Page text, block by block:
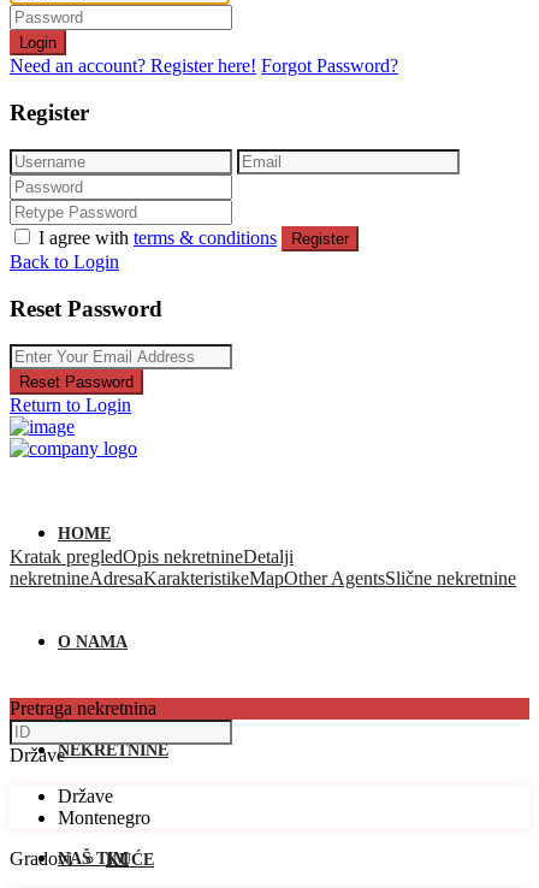
Login
Need an account? Register here! Forgot Password?
Register
I agree with terms & conditions Register
Back to Login
Reset Password
Reset Password
Return to Login
HOME
O NAMA
NEKRETNINE
KUĆE
NAŠ TIM
Kratak pregledOpis nekretnineDetalji
nekretnineAdresaKarakteristikeMapOther AgentsSlične nekretnine
Pretraga nekretnina
Države
Države
Montenegro
Gradovi